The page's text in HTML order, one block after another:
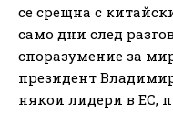
се срещна с
само дни след
споразумение за
президент
някои лидери в ЕС,